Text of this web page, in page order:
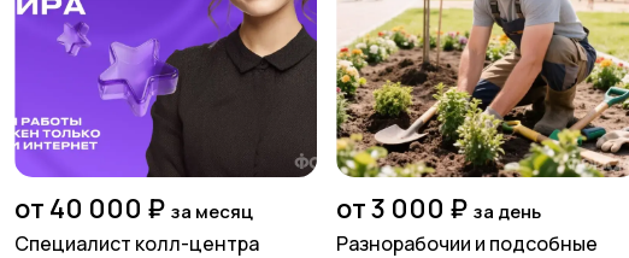
от 40 000 ₽ за месяц
Специалист колл-центра
от 3 000 ₽ за день
Разнорабочии и подсобные